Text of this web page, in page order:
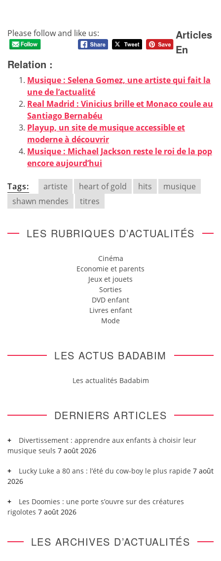
Please follow and like us:
Articles
En
Relation :
Musique : Selena Gomez, une artiste qui fait la
une de l’actualité
Real Madrid : Vinicius brille et Monaco coule au
Santiago Bernabéu
Playup, un site de musique accessible et
moderne à découvrir
Musique : Michael Jackson reste le roi de la pop
encore aujourd’hui
Tags: artiste heart of gold hits
musique
shawn mendes
titres
LES RUBRIQUES D’ACTUALITÉS
Cinéma
Economie et parents
Jeux et jouets
Sorties
DVD enfant
Livres enfant
Mode
LES ACTUS BADABIM
Les actualités Badabim
DERNIERS ARTICLES
Divertissement : apprendre aux enfants à choisir leur
musique seuls 7 août 2026
Lucky Luke a 80 ans : l’été du cow-boy le plus rapide 7 août
2026
Les Doomies : une porte s’ouvre sur des créatures
rigolotes 7 août 2026
LES ARCHIVES D’ACTUALITÉS